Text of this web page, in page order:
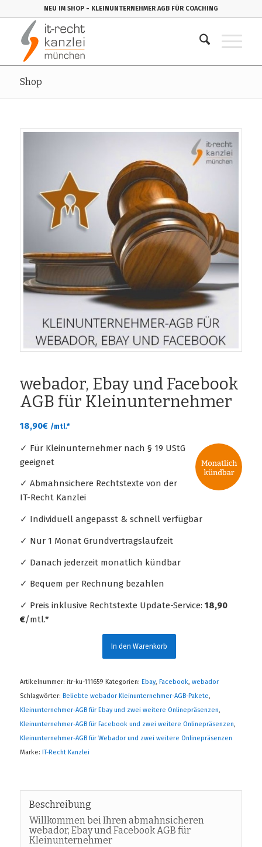
NEU IM SHOP - KLEINUNTERNEHMER AGB FÜR COACHING
Shop
webador, Ebay und Facebook
AGB für Kleinunternehmer
18,90€ /mtl.*
✓ Für Kleinunternehmer nach § 19 UStG
geeignet
✓ Abmahnsichere Rechtstexte von der
IT-Recht Kanzlei
✓ Individuell angepasst & schnell verfügbar
✓ Nur 1 Monat Grundvertragslaufzeit
✓ Danach jederzeit monatlich kündbar
✓ Bequem per Rechnung bezahlen
✓ Preis inklusive Rechtstexte Update-Service: 18,90
€/mtl.*
In den Warenkorb
Artikelnummer: itr-ku-111659 Kategorien: Ebay, Facebook, webador
Schlagwörter: Beliebte webador Kleinunternehmer-AGB-Pakete,
Kleinunternehmer-AGB für Ebay und zwei weitere Onlinepräsenzen,
Kleinunternehmer-AGB für Facebook und zwei weitere Onlinepräsenzen,
Kleinunternehmer-AGB für Webador und zwei weitere Onlinepräsenzen
Marke: IT-Recht Kanzlei
Beschreibung
Willkommen bei Ihren abmahnsicheren
webador, Ebay und Facebook AGB für
Kleinunternehmer